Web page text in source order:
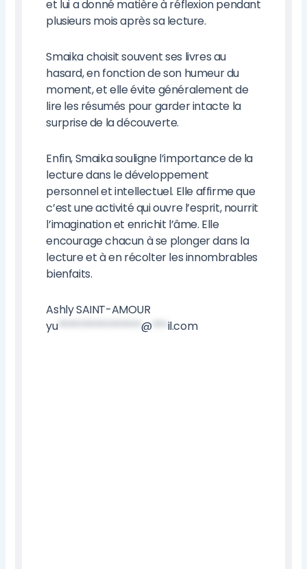
et lui a donné matière à réflexion pendant
plusieurs mois après sa lecture.
Smaika choisit souvent ses livres au
hasard, en fonction de son humeur du
moment, et elle évite généralement de
lire les résumés pour garder intacte la
surprise de la découverte.
Enfin, Smaika souligne l’importance de la
lecture dans le développement
personnel et intellectuel. Elle affirme que
c’est une activité qui ouvre l’esprit, nourrit
l’imagination et enrichit l’âme. Elle
encourage chacun à se plonger dans la
lecture et à en récolter les innombrables
bienfaits.
Ashly SAINT-AMOUR
yu****************@*** il.com